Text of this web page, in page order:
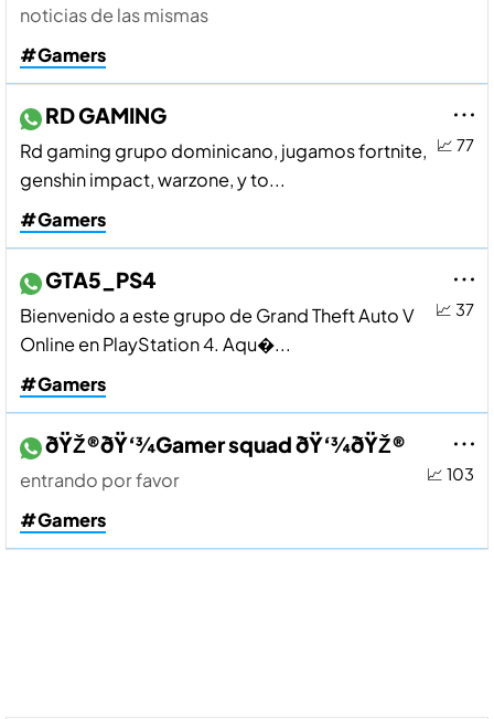
noticias de las mismas
#Gamers
📈 77
RD GAMING
Rd gaming grupo dominicano, jugamos fortnite,
genshin impact, warzone, y to...
#Gamers
📈 37
GTA5_PS4
Bienvenido a este grupo de Grand Theft Auto V
Online en PlayStation 4. Aqu�...
#Gamers
📈 103
ðŸŽ®ðŸ‘¾Gamer squad ðŸ‘¾ðŸŽ®
entrando por favor
#Gamers